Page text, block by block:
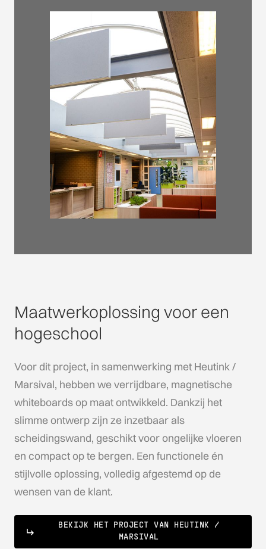
Maatwerkoplossing voor een
hogeschool
Voor dit project, in samenwerking met Heutink /
Marsival, hebben we verrijdbare, magnetische
whiteboards op maat ontwikkeld. Dankzij het
slimme ontwerp zijn ze inzetbaar als
scheidingswand, geschikt voor ongelijke vloeren
en compact op te bergen. Een functionele én
stijlvolle oplossing, volledig afgestemd op de
wensen van de klant.
BEKIJK HET PROJECT VAN HEUTINK /
MARSIVAL